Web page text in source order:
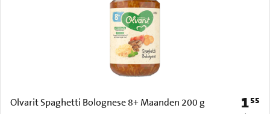
Olvarit Spaghetti Bolognese 8+ Maanden 200 g Prijs:
155